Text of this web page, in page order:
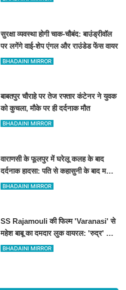
सुरक्षा व्यवस्था होगी चाक-चौबंद: बाउंड्रीवॉल
पर लगेंगे वाई-शेप एंगल और राउंडेड फेंस वायर
BHADAINI MIRROR
बाबतपुर चौराहे पर तेज रफ्तार कंटेनर ने युवक
को कुचला, मौके पर ही दर्दनाक मौत
BHADAINI MIRROR
वाराणसी के फूलपुर में घरेलू कलह के बाद
दर्दनाक हादसा: पति से कहासुनी के बाद महिला
ने लगाई फांसी
BHADAINI MIRROR
SS Rajamouli की फिल्म 'Varanasi' से
महेश बाबू का दमदार लुक वायरल: 'रुद्र' के
किरदार में अफ्रीका के जंगलों में दिखे साउथ
BHADAINI MIRROR